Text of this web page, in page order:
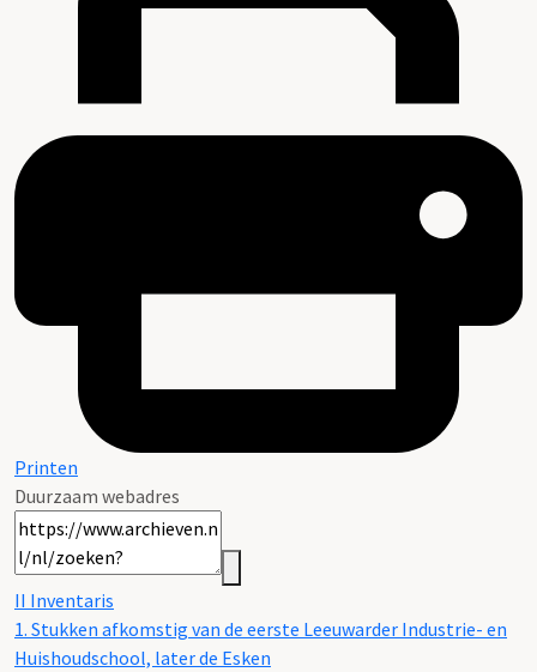
Printen
Duurzaam webadres
II Inventaris
1. Stukken afkomstig van de eerste Leeuwarder Industrie- en
Huishoudschool, later de Esken